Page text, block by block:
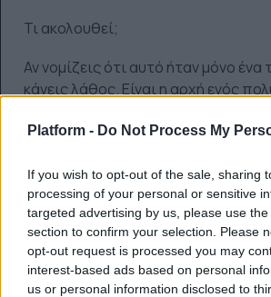
Platform - Do Not Process My
If you wish to opt-out of the sale, sharing
processing of your personal or sensitive
targeted advertising by us, please use
section to confirm your selection. Please
opt-out request is processed you may
interest-based ads based on personal
us or personal information disclosed to
Τι ακολουθεί;
Αν νομίζεις ότι αυτό ήταν μόνο ένα
κάνεις λάθος. Είναι η αρχή ενός
project για τα πρώτα tracks του